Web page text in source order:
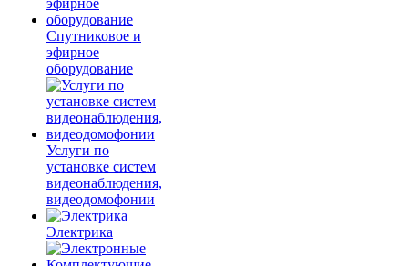
Спутниковое и
эфирное
оборудование
Услуги по
установке систем
видеонаблюдения,
видеодомофонии
Электрика